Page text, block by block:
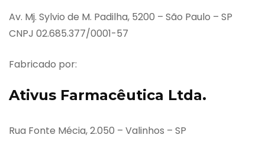
Av. Mj. Sylvio de M. Padilha, 5200 – São Paulo – SP
CNPJ 02.685.377/0001-57
Fabricado por:
Ativus Farmacêutica Ltda.
Rua Fonte Mécia, 2.050 – Valinhos – SP